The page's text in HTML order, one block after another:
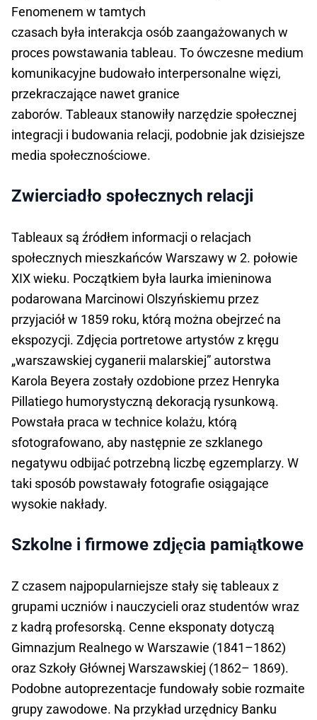
Fenomenem w tamtych
czasach była interakcja osób zaangażowanych w
proces powstawania tableau. To ówczesne medium
komunikacyjne budowało interpersonalne więzi,
przekraczające nawet granice
zaborów. Tableaux stanowiły narzędzie społecznej
integracji i budowania relacji, podobnie jak dzisiejsze
media społecznościowe.
Zwierciadło społecznych relacji
Tableaux są źródłem informacji o relacjach
społecznych mieszkańców Warszawy w 2. połowie
XIX wieku. Początkiem była laurka imieninowa
podarowana Marcinowi Olszyńskiemu przez
przyjaciół w 1859 roku, którą można obejrzeć na
ekspozycji. Zdjęcia portretowe artystów z kręgu
„warszawskiej cyganerii malarskiej” autorstwa
Karola Beyera zostały ozdobione przez Henryka
Pillatiego humorystyczną dekoracją rysunkową.
Powstała praca w technice kolażu, którą
sfotografowano, aby następnie ze szklanego
negatywu odbijać potrzebną liczbę egzemplarzy. W
taki sposób powstawały fotografie osiągające
wysokie nakłady.
Szkolne i firmowe zdjęcia pamiątkowe
Z czasem najpopularniejsze stały się tableaux z
grupami uczniów i nauczycieli oraz studentów wraz
z kadrą profesorską. Cenne eksponaty dotyczą
Gimnazjum Realnego w Warszawie (1841–1862)
oraz Szkoły Głównej Warszawskiej (1862– 1869).
Podobne autoprezentacje fundowały sobie rozmaite
grupy zawodowe. Na przykład urzędnicy Banku